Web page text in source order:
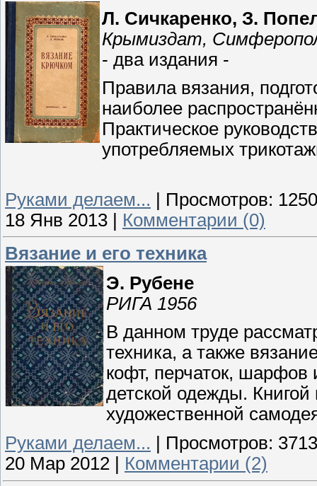
Л. Сичкаренко, З.
Крымиздат,
- два издания -
Правила вязания,
наиболее
Практическое
употребляемых
Руками делаем... | Просмотров: 1250
18 Янв 2013 | Комментарии (0)
Вязание и его техника
Э. Рубене
РИГА 1956
В данном труде
техника, а также
кофт, перчаток,
детской одежды.
художественной
Руками делаем...
Просмотров: 3713
20 Мар 2012
Комментарии (2)